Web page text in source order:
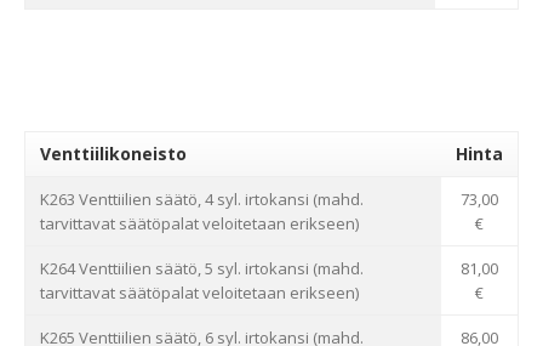
Venttiilikoneisto Hinta
K263 Venttiilien säätö, 4 syl. irtokansi (mahd.
tarvittavat säätöpalat veloitetaan erikseen)
73,00
€
K264 Venttiilien säätö, 5 syl. irtokansi (mahd.
tarvittavat säätöpalat veloitetaan erikseen)
81,00
€
K265 Venttiilien säätö, 6 syl. irtokansi (mahd.
86,00